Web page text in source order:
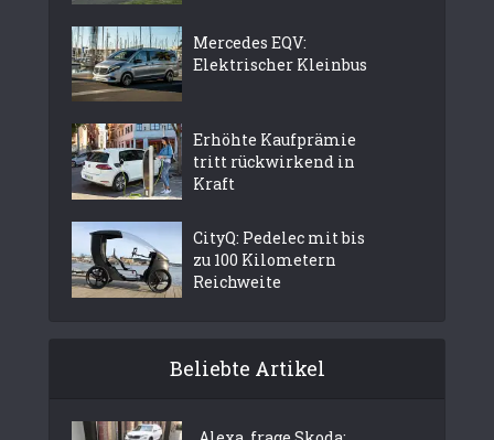
Mercedes EQV:
Elektrischer Kleinbus
Erhöhte Kaufprämie
tritt rückwirkend in
Kraft
CityQ: Pedelec mit bis
zu 100 Kilometern
Reichweite
Beliebte Artikel